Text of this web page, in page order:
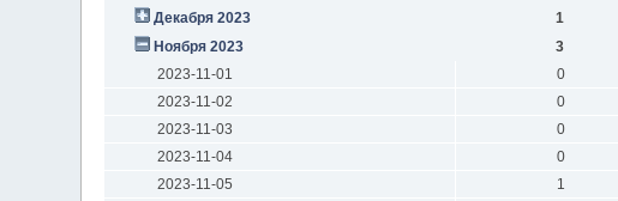
Декабря 2023
1
Ноября 2023
3
2023-11-01
0
2023-11-02
0
2023-11-03
0
2023-11-04
0
2023-11-05
1